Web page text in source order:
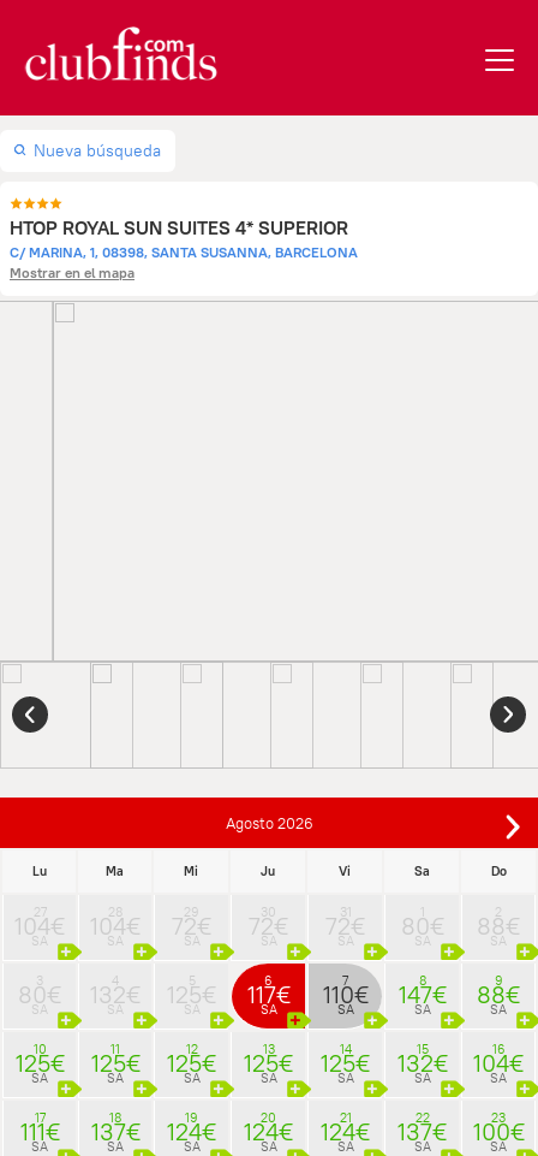
Nueva búsqueda
HTOP ROYAL SUN SUITES 4* SUPERIOR
C/ MARINA, 1, 08398, SANTA SUSANNA, BARCELONA
Mostrar en el mapa
Agosto 2026
Lu Ma Mi Ju Vi Sa Do
27
104€
SA
28
104€
SA
29
72€
SA
30
72€
SA
31
72€
SA
1
80€
SA
2
88€
SA
3
80€
SA
4
132€
SA
5
125€
SA
6
117€
SA
7
110€
SA
8
147€
SA
9
88€
SA
10
125€
SA
11
125€
SA
12
125€
SA
13
125€
SA
14
125€
SA
15
132€
SA
16
104€
SA
17
111€
SA
18
137€
SA
19
124€
SA
20
124€
SA
21
124€
SA
22
137€
SA
23
100€
SA